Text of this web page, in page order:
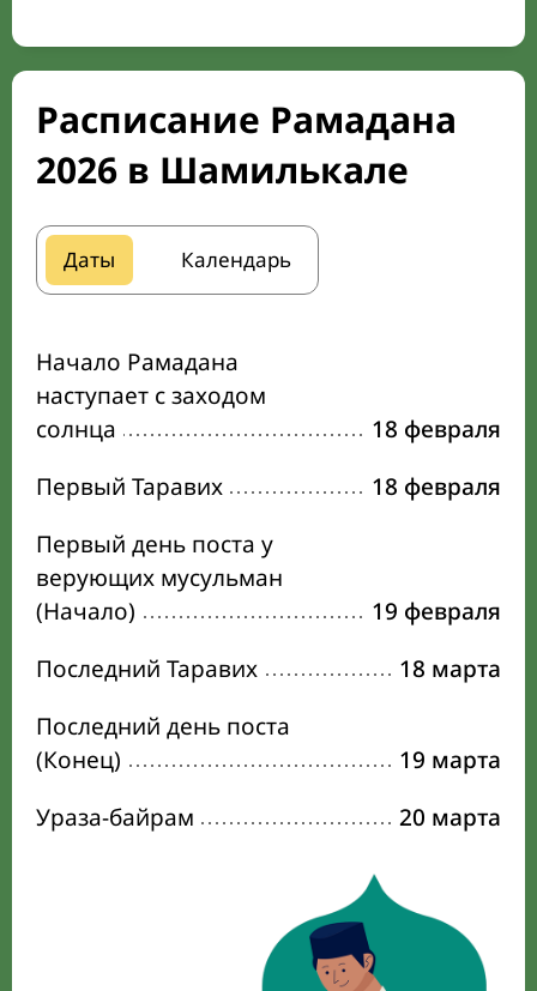
Расписание Рамадана
2026 в Шамилькале
Даты Календарь
Начало Рамадана
наступает с заходом
солнца
18 февраля
Первый Таравих
18 февраля
Первый день поста у
верующих мусульман
(Начало)
19 февраля
Последний Таравих
18 марта
Последний день поста
(Конец)
19 марта
Ураза-байрам
20 марта